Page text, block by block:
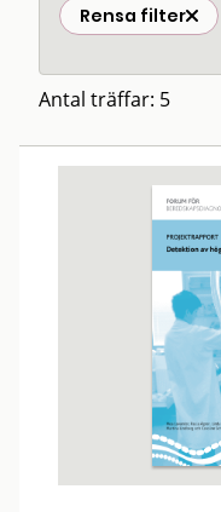
Rensa filter
Antal träffar: 5